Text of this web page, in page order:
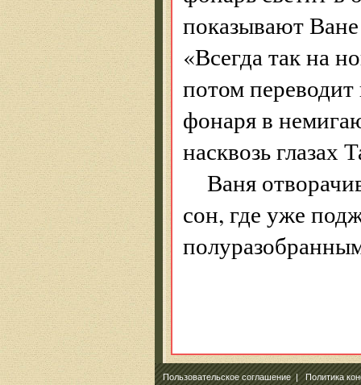
показывают
«Всегда так на
потом переводит
фонаря в
насквозь глазах
Ваня
сон, где уже
Пользовательское соглашение|Политика